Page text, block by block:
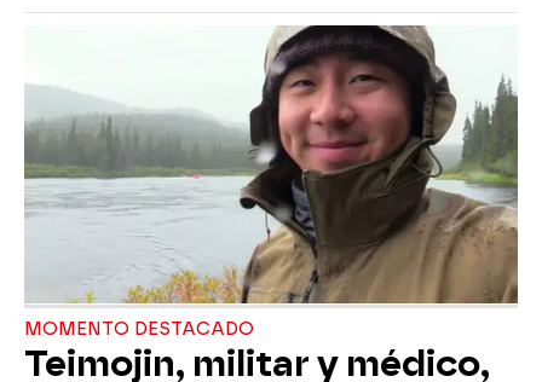
MOMENTO DESTACADO
Teimojin, militar y médico,